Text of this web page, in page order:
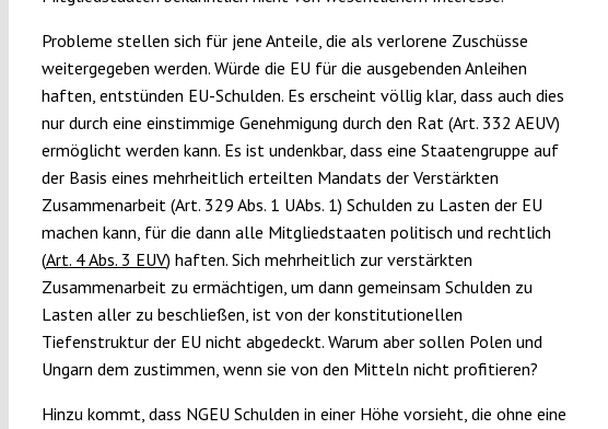
Probleme stellen sich für jene Anteile, die als verlorene Zuschüsse
weitergegeben werden. Würde die EU für die ausgebenden Anleihen
haften, entstünden EU-Schulden. Es erscheint völlig klar, dass auch dies
nur durch eine einstimmige Genehmigung durch den Rat (Art. 332 AEUV)
ermöglicht werden kann. Es ist undenkbar, dass eine Staatengruppe auf
der Basis eines mehrheitlich erteilten Mandats der Verstärkten
Zusammenarbeit (Art. 329 Abs. 1 UAbs. 1) Schulden zu Lasten der EU
machen kann, für die dann alle Mitgliedstaaten politisch und rechtlich
(Art. 4 Abs. 3 EUV) haften. Sich mehrheitlich zur verstärkten
Zusammenarbeit zu ermächtigen, um dann gemeinsam Schulden zu
Lasten aller zu beschließen, ist von der konstitutionellen
Tiefenstruktur der EU nicht abgedeckt. Warum aber sollen Polen und
Ungarn dem zustimmen, wenn sie von den Mitteln nicht profitieren?
Hinzu kommt, dass NGEU Schulden in einer Höhe vorsieht, die ohne eine